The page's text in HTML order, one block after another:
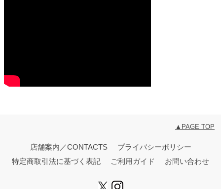
▲PAGE TOP
店舗案内／CONTACTS
プライバシーポリシー
特定商取引法に基づく表記
ご利用ガイド お問い合わせ